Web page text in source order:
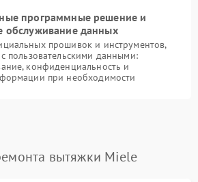
программные решение и
обслуживание данных
прошивок и инструментов,
пользовательскими данными:
конфиденциальность и
при необходимости
вытяжки Miele